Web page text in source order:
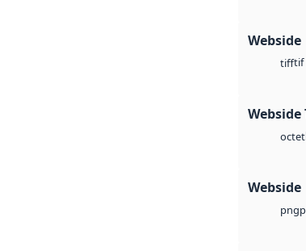
Webside
tifftif
Webside
octet
Webside
png